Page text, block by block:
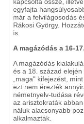
egyfajta
már a felvilágosodás
Rákosi György.
is.
A magázódás a 16-
A magázódás
és a 18. század
„maga" kifejezést,
ezt nem érezték
németnyelv-tudása
az arisztokraták
náluk alacsonyabb
alkalmazták.